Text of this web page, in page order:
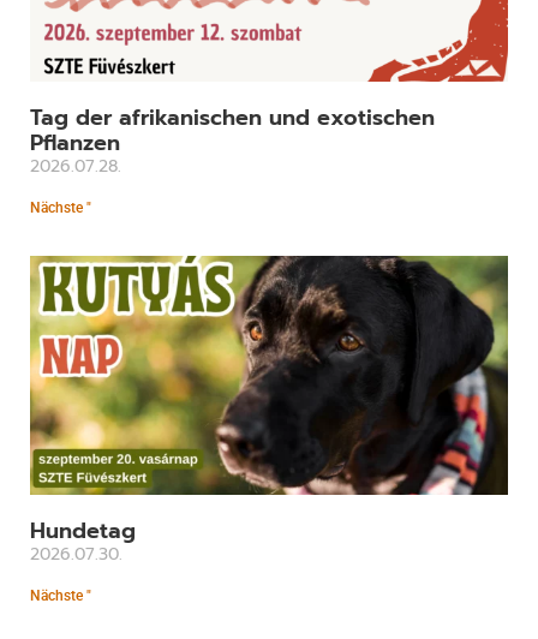
Tag der afrikanischen und exotischen
Pflanzen
2026.07.28.
Nächste "
Hundetag
2026.07.30.
Nächste "